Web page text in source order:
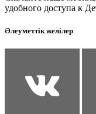
удобного доступа к
Әлеуметтік желілер